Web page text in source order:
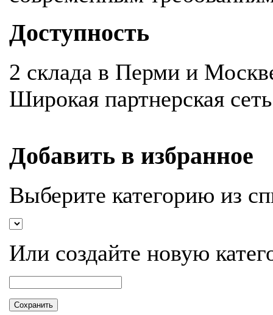
Доступность
2 склада в Перми и
Широкая партнерская
Добавить в избранное
Выберите категорию из
Или создайте новую
Сохранить